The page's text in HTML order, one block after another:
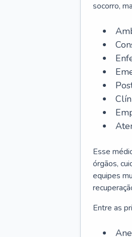
socorro,
Esse
órgãos,
equipes
Entre as